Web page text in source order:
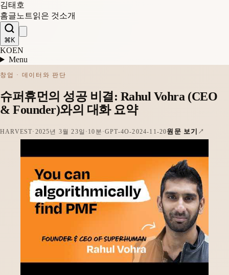
김태호
홈글 노트읽은 것소개
⌘K
KOEN
Menu
창업 · 데이터와 판단
슈퍼휴먼의 성공 비결: Rahul Vohra (CEO
& Founder)와의 대화 요약
HARVEST· 2025년 3월 23일 · 10분 ·GPT-4O-2024-11-20원문 보기